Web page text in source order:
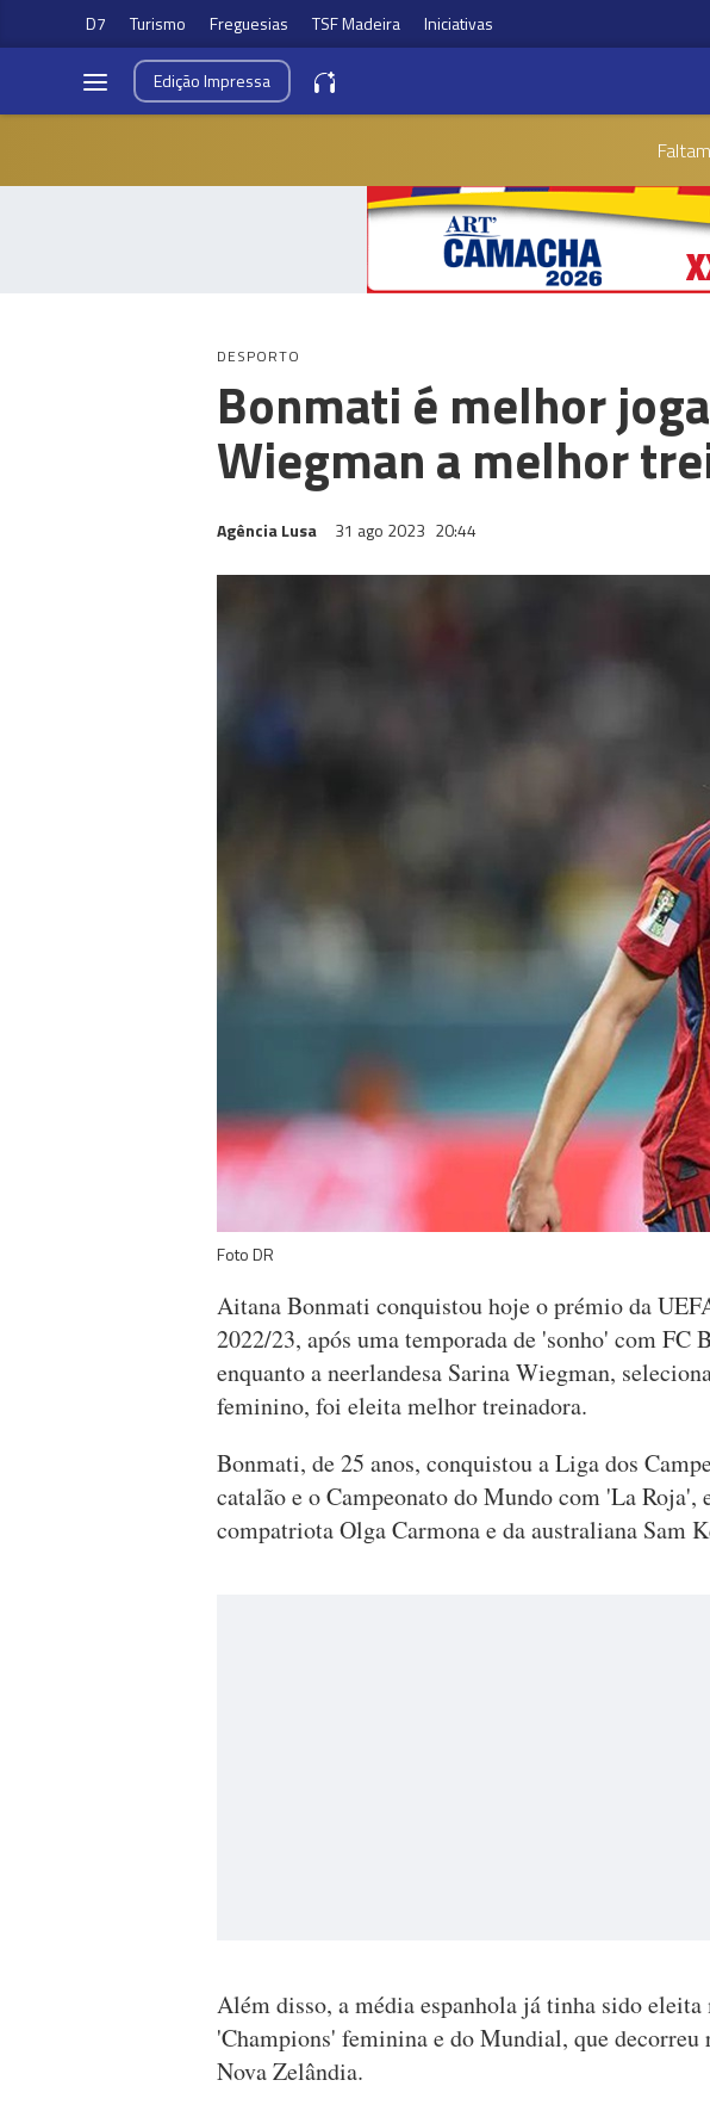
D7 Turismo Freguesias TSF Madeira Iniciativas
EdiçãoImpressa
Faltam
DESPORTO
Bonmati é melhor
Wiegman a melhor
Agência Lusa 31 ago 2023 20:44
Foto DR
Aitana Bonmati conquistou hoje o prémio da
2022/23, após uma temporada de 'sonho' com FC
enquanto a neerlandesa Sarina Wiegman,
feminino, foi eleita melhor treinadora.
Bonmati, de 25 anos, conquistou a Liga dos
catalão e o Campeonato do Mundo com 'La Roja',
compatriota Olga Carmona e da australiana Sam
Além disso, a média espanhola já tinha sido
'Champions' feminina e do Mundial, que decorreu
Nova Zelândia.